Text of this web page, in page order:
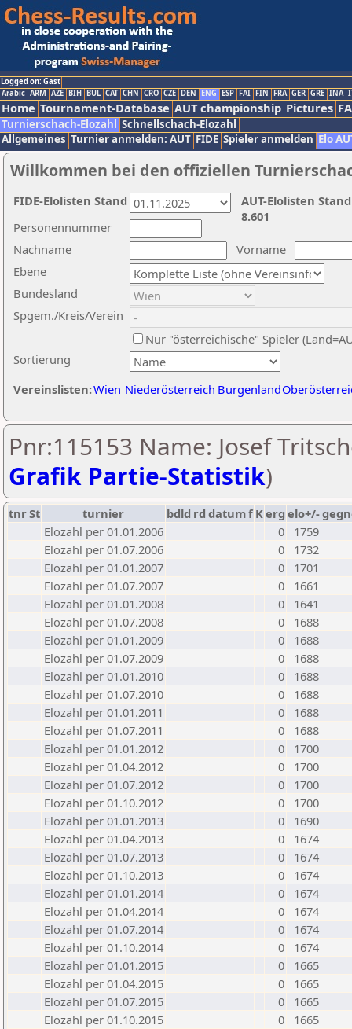
Logged on: Gast
Arabic ARM AZE BIH BUL CAT CHN CRO CZE DEN ENG ESP FAI FIN FRA GER GRE INA
Home Tournament-Database AUT championship Pictures
Turnierschach-Elozahl Schnellschach-Elozahl
Allgemeines Turnier anmelden: AUT FIDE Spieler anmelden Elo
Willkommen bei den offiziellen
Nachname
Vorname
Ebene
Sortierung
Personennummer
Bundesland
Spgem./Kreis/Verein
Nur "österreichische" Spieler
Vereinslisten:Wien Niederösterreich Burgenland
AUT-Elolisten
8.601
FIDE-Elolisten Stand
Pnr:115153 Name: Josef
Grafik Partie-Statistik)
tnrSt turnier bdld rd datumf Kerg elo+/-
Elozahl per 01.01.2006
0
1759
Elozahl per 01.07.2006
0
1732
Elozahl per 01.01.2007
0
1701
Elozahl per 01.07.2007
0
1661
Elozahl per 01.01.2008
0
1641
Elozahl per 01.07.2008
0
1688
Elozahl per 01.01.2009
0
1688
Elozahl per 01.07.2009
0
1688
Elozahl per 01.01.2010
0
1688
Elozahl per 01.07.2010
0
1688
Elozahl per 01.01.2011
0
1688
Elozahl per 01.07.2011
0
1688
Elozahl per 01.01.2012
0
1700
Elozahl per 01.04.2012
0
1700
Elozahl per 01.07.2012
0
1700
Elozahl per 01.10.2012
0
1700
Elozahl per 01.01.2013
0
1690
Elozahl per 01.04.2013
0
1674
Elozahl per 01.07.2013
0
1674
Elozahl per 01.10.2013
0
1674
Elozahl per 01.01.2014
0
1674
Elozahl per 01.04.2014
0
1674
Elozahl per 01.07.2014
0
1674
Elozahl per 01.10.2014
0
1674
Elozahl per 01.01.2015
0
1665
Elozahl per 01.04.2015
0
1665
Elozahl per 01.07.2015
0
1665
Elozahl per 01.10.2015
0
1665